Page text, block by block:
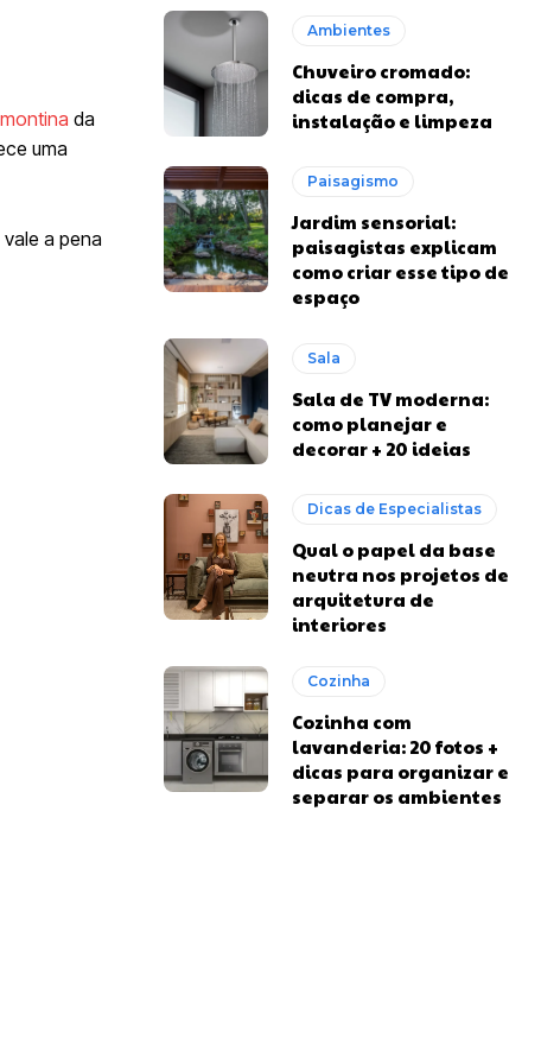
da
uma
a pena
Ambientes
Chuveiro cromado:
dicas de compra,
instalação e limpeza
Paisagismo
Jardim sensorial:
paisagistas explicam
como criar esse tipo de
espaço
Sala
Sala de TV moderna:
como planejar e
decorar + 20 ideias
Dicas de Especialistas
Qual o papel da base
neutra nos projetos de
arquitetura de
interiores
Cozinha
Cozinha com
lavanderia: 20 fotos +
dicas para organizar e
separar os ambientes